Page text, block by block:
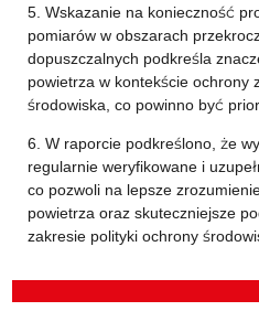
5. Wskazanie na konieczność
pomiarów w obszarach
dopuszczalnych podkreśla
powietrza w kontekście ochrony
środowiska, co powinno być
6. W raporcie podkreślono, że
regularnie weryfikowane i
co pozwoli na lepsze
powietrza oraz skuteczniejsze
zakresie polityki ochrony